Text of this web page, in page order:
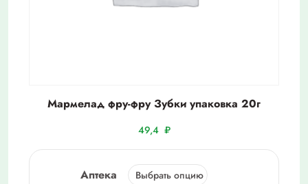
Мармелад фру-фру Зубки упаковка 20г
49,4 ₽
Аптека